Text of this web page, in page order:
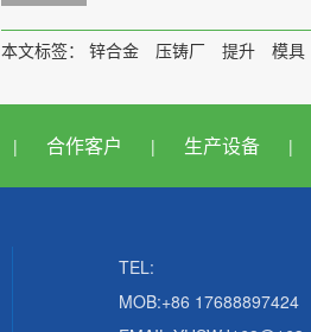
本文标签： 锌合金 压铸厂 提升 模具
| 合作客户 | 生产设备 |
TEL:
MOB:+86 17688897424